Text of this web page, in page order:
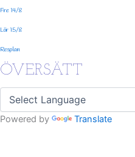
Fre 14/8
Lör 15/8
Resplan
ÖVERSÄTT
Powered by Translate